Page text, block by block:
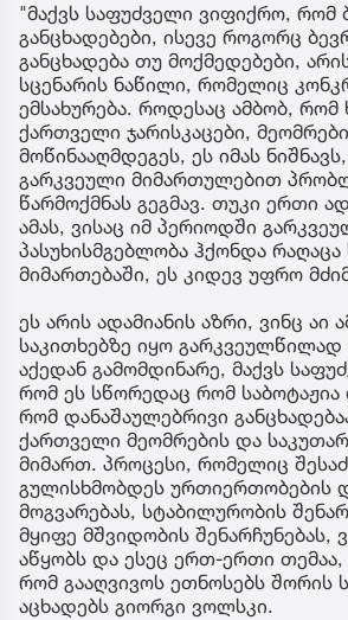
"მაქვს საფუძველი ვიფიქრო, რომ
განცხადებები, ისევე როგორც
განცხადება თუ მოქმედებები,
სცენარის ნაწილი, რომელიც
ემსახურება. როდესაც ამბობ, რომ
ქართველი ჯარისკაცები,
მოწინააღმდეგეს, ეს იმას
გარკვეული მიმართულებით
წარმოქმნას გეგმავ. თუკი ერთი
ამას, ვისაც იმ პერიოდში
პასუხისმგებლობა ჰქონდა რაღაცა
მიმართებაში, ეს კიდევ უფრო
ეს არის ადამიანის აზრი, ვინც აი
საკითხებზე იყო გარკვეულწილად
აქედან გამომდინარე, მაქვს
რომ ეს სწორედაც რომ
რომ დანაშაულებრივი
ქართველი მეომრების და
მიმართ. პროცესი, რომელიც
გულისხმობდეს ურთიერთობების
მოგვარებას, სტაბილურობის
მყიფე მშვიდობის შენარჩუნებას,
აწყობს და ესეც ერთ-ერთი
რომ გააღვივოს ეთნოსებს შორის
აცხადებს გიორგი ვოლსკი.